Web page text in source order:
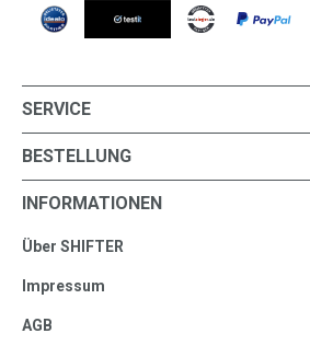
SERVICE
BESTELLUNG
INFORMATIONEN
Über SHIFTER
Impressum
AGB